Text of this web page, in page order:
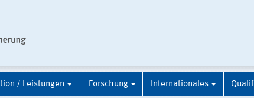
/ Leistungen Forschung Internationales